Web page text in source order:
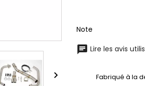

Note
Lire les avis
Fabriqué à la